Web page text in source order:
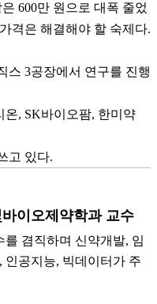
600만 원으로 대폭 줄었
격은 해결해야 할 숙제다.
스 3공장에서 연구를 진행
, SK바이오팜, 한미약
고 있다.
이오제약학과 교수
겸직하며 신약개발, 임
인공지능, 빅데이터가 주